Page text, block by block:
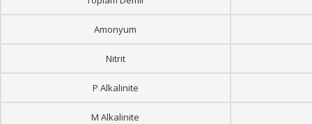
Amonyum
Nitrit
P Alkalinite
M Alkalinite